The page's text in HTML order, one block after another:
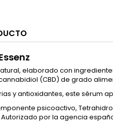
elaborado con
(CBD) de grado
y antioxidantes, este sérum
psicoactivo,
por la agencia